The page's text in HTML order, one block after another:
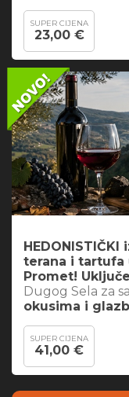
SUPER CIJENA
23,00 €
terana i tartufa
Promet!
Dugog Sela za
okusima i
SUPER CIJENA
41,00 €